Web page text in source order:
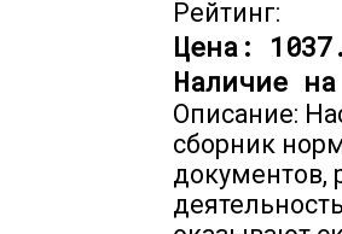
Рейтинг:
Цена:
Наличие
Описание:
сборник
документов,